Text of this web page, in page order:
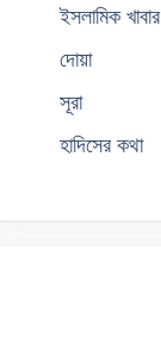
ইসলামিক খাবার
দোয়া
সূরা
হাদিসের কথা